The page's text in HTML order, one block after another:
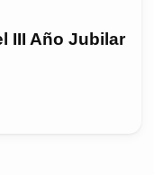
III Año Jubilar